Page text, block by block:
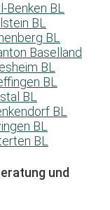
BL
BL
BL
Baselland
BL
BL
BL
BL
BL
BL
und